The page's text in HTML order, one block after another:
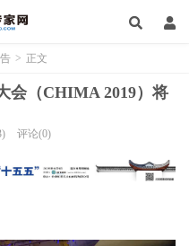
> 正文
会（CHIMA 2019）将
评论(0)